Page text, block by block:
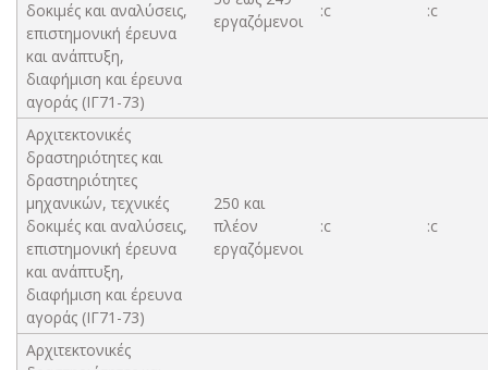
δοκιμές και αναλύσεις,
επιστημονική έρευνα
και ανάπτυξη,
διαφήμιση και έρευνα
αγοράς (ΙΓ71-73)
εργαζόμενοι
:c :c
Αρχιτεκτονικές
δραστηριότητες και
δραστηριότητες
μηχανικών, τεχνικές
δοκιμές και αναλύσεις,
επιστημονική έρευνα
και ανάπτυξη,
διαφήμιση και έρευνα
αγοράς (ΙΓ71-73)
250 και
πλέον
εργαζόμενοι
:c :c
Αρχιτεκτονικές